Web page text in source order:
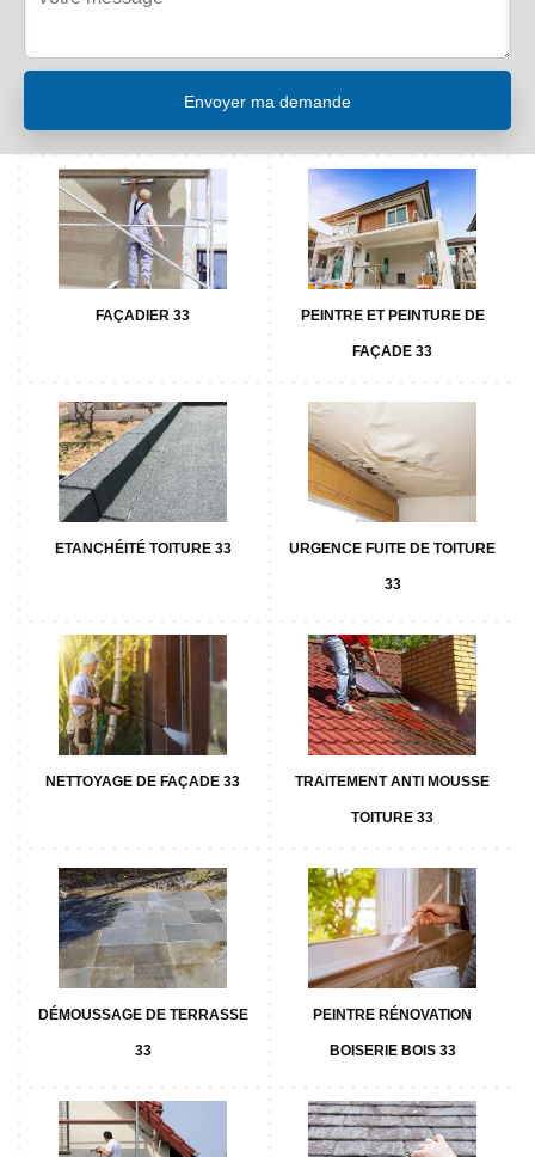
FAÇADIER 33 PEINTRE ET PEINTURE DE
FAÇADE 33
ETANCHÉITÉ TOITURE 33 URGENCE FUITE DE TOITURE
33
NETTOYAGE DE FAÇADE 33 TRAITEMENT ANTI MOUSSE
TOITURE 33
DÉMOUSSAGE DE TERRASSE
33
PEINTRE RÉNOVATION
BOISERIE BOIS 33